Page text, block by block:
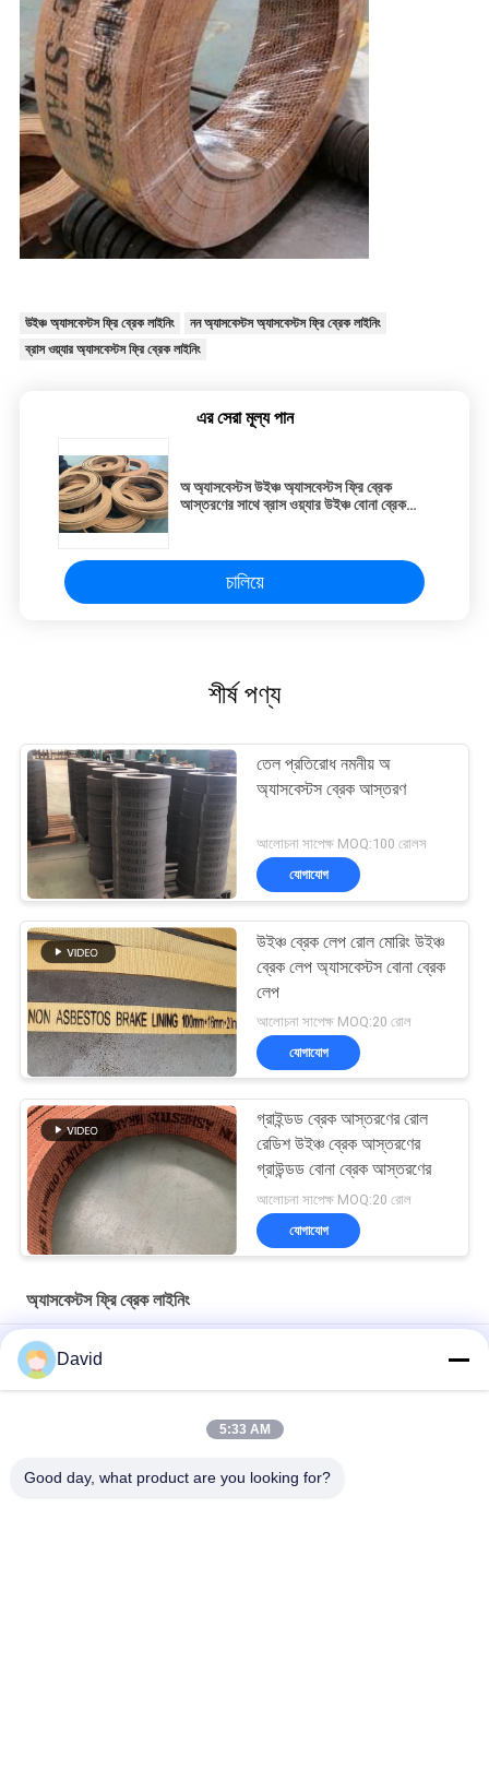
উইঞ্চ অ্যাসবেস্টস ফ্রি ব্রেক লাইনিং
নন অ্যাসবেস্টস অ্যাসবেস্টস ফ্রি ব্রেক লাইনিং
ব্রাস ওয়্যার অ্যাসবেস্টস ফ্রি ব্রেক লাইনিং
এর সেরা মূল্য পান
অ অ্যাসবেস্টস উইঞ্চ অ্যাসবেস্টস ফ্রি ব্রেক
আস্তরণের সাথে ব্রাস ওয়্যার উইঞ্চ বোনা ব্রেক
চালিয়ে
শীর্ষ পণ্য
তেল প্রতিরোধ নমনীয় অ
অ্যাসবেস্টস ব্রেক আস্তরণ
আলোচনা সাপেক্ষ MOQ:100 রোলস
যোগাযোগ
উইঞ্চ ব্রেক লেপ রোল মোরিং উইঞ্চ
ব্রেক লেপ অ্যাসবেস্টস বোনা ব্রেক
লেপ
আলোচনা সাপেক্ষ MOQ:20 রোল
যোগাযোগ
গ্রাইন্ডড ব্রেক আস্তরণের রোল
রেডিশ উইঞ্চ ব্রেক আস্তরণের
গ্রাউন্ডড বোনা ব্রেক আস্তরণের
আলোচনা সাপেক্ষ MOQ:20 রোল
যোগাযোগ
অ্যাসবেস্টস ফ্রি ব্রেক লাইনিং
অ্যাঙ্কর উইঞ্চ অ্যাজবেস্টম মুক্ত বোনা ব্রেক আস্তরণ রোল মধ্যে পরিবেশ বান্ধব ব্রেক
আস্তরণDavid
5:33 AM
Good day, what product are you looking for?